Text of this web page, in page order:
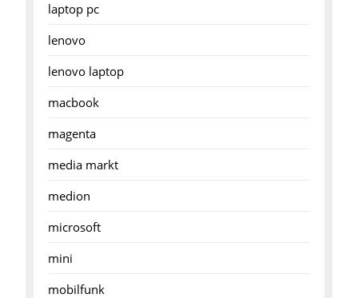
laptop pc
lenovo
lenovo laptop
macbook
magenta
media markt
medion
microsoft
mini
mobilfunk